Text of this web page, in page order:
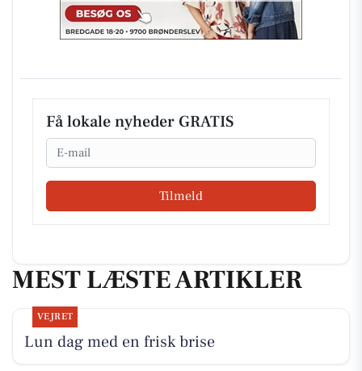
Få lokale nyheder GRATIS
Email
Tilmeld
MEST LÆSTE ARTIKLER
VEJRET
Lun dag med en frisk brise